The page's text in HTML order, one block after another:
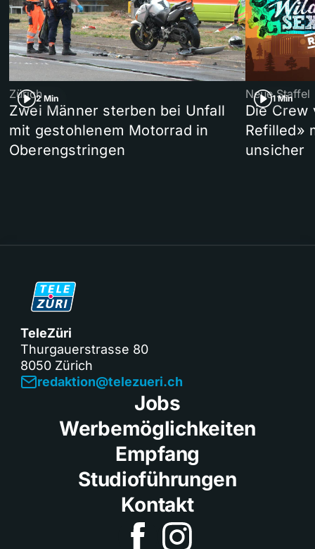
2 Min
Zürich
Zwei Männer sterben bei Unfall
mit gestohlenem Motorrad in
Oberengstringen
1 Min
Neue Staffel
Die Crew
Refilled»
unsicher
TeleZüri
Thurgauerstrasse 80
8050 Zürich
redaktion@telezueri.ch
Jobs
Werbemöglichkeiten
Empfang
Studioführungen
Kontakt